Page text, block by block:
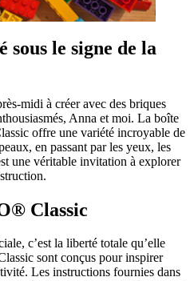
sous le signe de la
midi à créer avec des briques
Anna et moi. La boîte
offre une variété incroyable de
en passant par les yeux, les
une véritable invitation à explorer
Classic
c’est la liberté totale qu’elle
sont conçus pour inspirer
Les instructions fournies dans